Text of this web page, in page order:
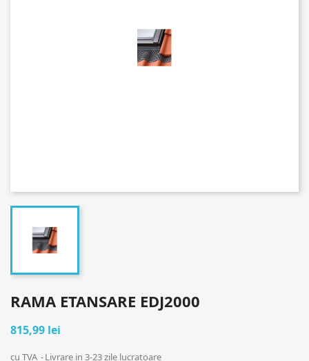
RAMA ETANSARE EDJ2000
815,99 lei
cu TVA Livrare in 3-23 zile lucratoare